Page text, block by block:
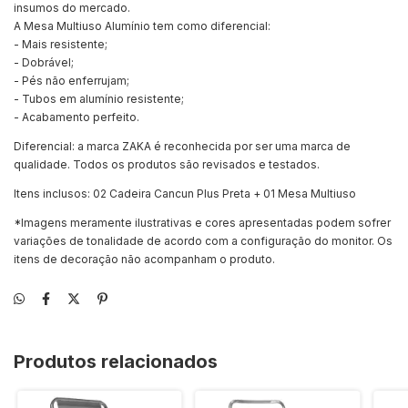
insumos do mercado.
A Mesa Multiuso Alumínio tem como diferencial:
- Mais resistente;
- Dobrável;
- Pés não enferrujam;
- Tubos em alumínio resistente;
- Acabamento perfeito.
Diferencial: a marca ZAKA é reconhecida por ser uma marca de
qualidade. Todos os produtos são revisados e testados.
Itens inclusos: 02 Cadeira Cancun Plus Preta + 01 Mesa Multiuso
*Imagens meramente ilustrativas e cores apresentadas podem sofrer
variações de tonalidade de acordo com a configuração do monitor. Os
itens de decoração não acompanham o produto.
Produtos relacionados